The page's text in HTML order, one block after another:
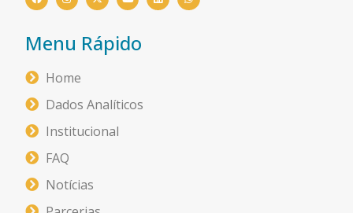
Menu Rápido
Home
Dados Analíticos
Institucional
FAQ
Notícias